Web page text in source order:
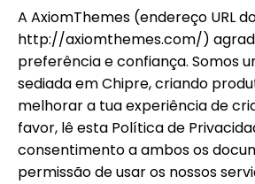
A AxiomThemes (endereço URL
http://axiomthemes.com/)
preferência e confiança. Somos
sediada em Chipre, criando
melhorar a tua experiência de
favor, lê esta Política de
consentimento a ambos os
permissão de usar os nossos